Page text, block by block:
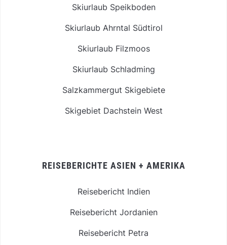
Skiurlaub Speikboden
Skiurlaub Ahrntal Südtirol
Skiurlaub Filzmoos
Skiurlaub Schladming
Salzkammergut Skigebiete
Skigebiet Dachstein West
REISEBERICHTE ASIEN + AMERIKA
Reisebericht Indien
Reisebericht Jordanien
Reisebericht Petra